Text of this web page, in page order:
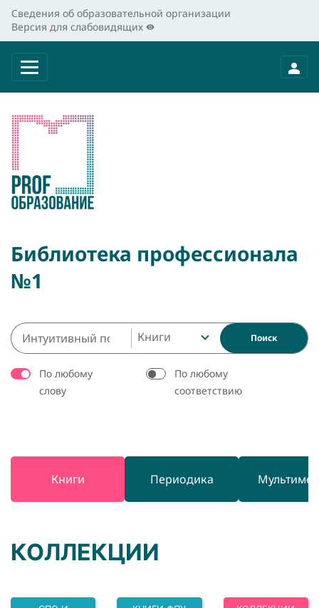
Сведения об образовательной организации
Версия для слабовидящих
Библиотека профессионала
№1
Книги Поиск
По любому
слову
По любому
соответствию
Книги Периодика
КОЛЛЕКЦИИ